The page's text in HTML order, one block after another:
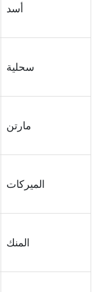
أسد
سحلية
مارتن
الميركات
المنك